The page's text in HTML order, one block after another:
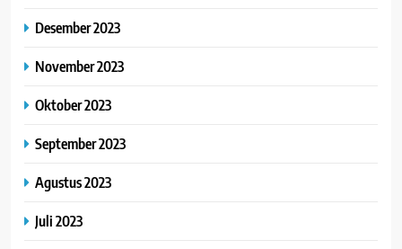
Desember 2023
November 2023
Oktober 2023
September 2023
Agustus 2023
Juli 2023